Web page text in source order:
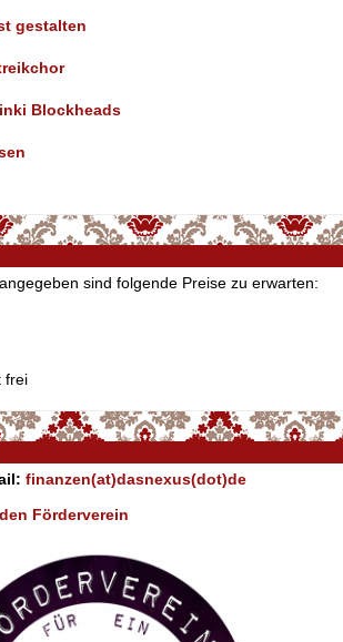
gestalten
Blockheads
sind folgende Preise zu erwarten:
frei
finanzen(at)dasnexus(dot)de
Förderverein